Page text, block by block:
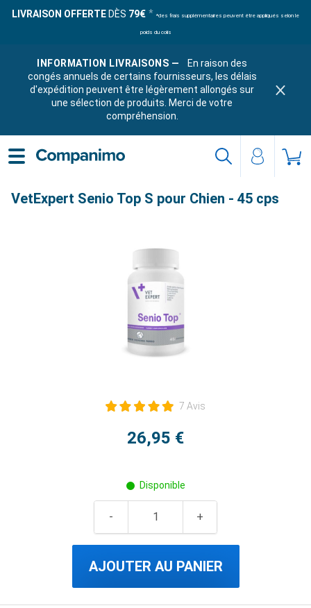
LIVRAISON OFFERTE DÈS 79€ *des frais supplémentaires peuvent être appliqués selon le
poids du colis
INFORMATION LIVRAISONS —
En raison des
congés annuels de certains fournisseurs, les délais
d'expédition peuvent être légèrement allongés sur
une sélection de produits. Merci de votre
compréhension.
VetExpert Senio Top S pour Chien - 45 cps
7 Avis
26,95 €
Disponible
AJOUTER AU PANIER